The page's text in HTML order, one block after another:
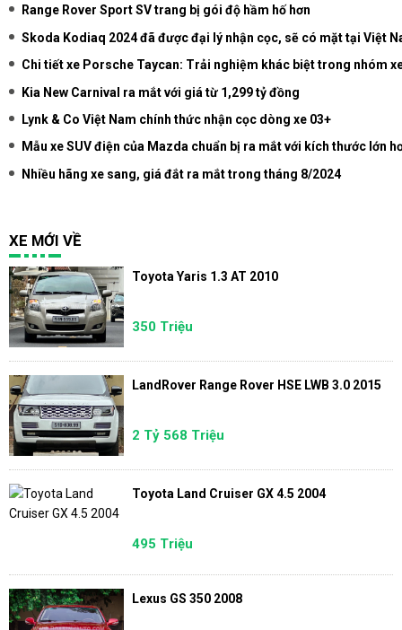
Range Rover Sport SV trang bị gói độ hầm hố hơn
Skoda Kodiaq 2024 đã được đại lý nhận cọc, sẽ có mặt tại Việt
Chi tiết xe Porsche Taycan: Trải nghiệm khác biệt trong nhóm
Kia New Carnival ra mắt với giá từ 1,299 tỷ đồng
Lynk & Co Việt Nam chính thức nhận cọc dòng xe 03+
Mẫu xe SUV điện của Mazda chuẩn bị ra mắt với kích thước lớn
Nhiều hãng xe sang, giá đắt ra mắt trong tháng 8/2024
XE MỚI VỀ
Toyota Yaris 1.3 AT 2010
350 Triệu
LandRover Range Rover HSE LWB 3.0 2015
2 Tỷ 568 Triệu
Toyota Land Cruiser GX 4.5 2004
495 Triệu
Lexus GS 350 2008